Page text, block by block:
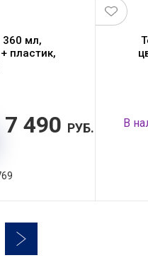
360 мл,
пластик,
7 490 РУБ. В